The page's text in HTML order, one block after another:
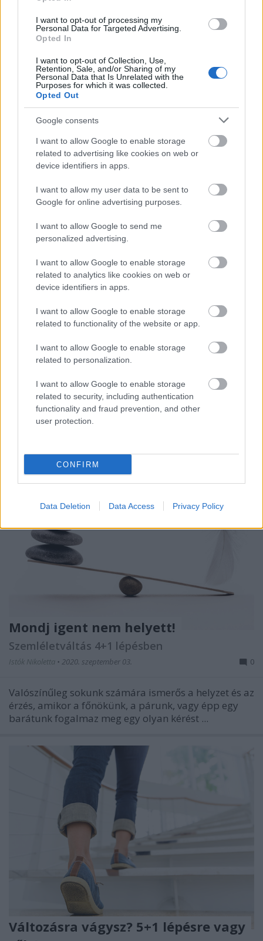
I want to opt-out of processing my
Personal Data for Targeted Advertising.
Opted In
I want to opt-out of Collection, Use,
Retention, Sale, and/or Sharing of my
Personal Data that Is Unrelated with the
Purposes for which it was collected.
Opted Out
Google consents
I want to allow Google to enable storage
related to advertising like cookies on web or
device identifiers in apps.
I want to allow my user data to be sent to
Google for online advertising purposes.
I want to allow Google to send me
personalized advertising.
I want to allow Google to enable storage
related to analytics like cookies on web or
device identifiers in apps.
I want to allow Google to enable storage
related to functionality of the website or app.
I want to allow Google to enable storage
related to personalization.
I want to allow Google to enable storage
related to security, including authentication
functionality and fraud prevention, and other
user protection.
CONFIRM
Data Deletion Data Access Privacy Policy
teljesítménykényszerrel
5 konkrét lépés a szabadságért
A teljesítmény kényszeres hajszolása sokunkat
fogságban tart, a kiutat pedig egyáltalán nem
könnyű megtalálni. A változáshoz nem a hogyan ...
Motivációvesztés? Ezt próbáld ki!
Istók Nikoletta•2021. március 26.
A jelen helyzet sokunkat próbára tesz, érzelmileg és
mentálisan egyaránt, ami visszavonhatatlan
hatással van a motivációnkra is. Ha úgy érzed, ...
Mondj igent nem helyett!
Szemléletváltás 4+1 lépésben
Istók Nikoletta • 2020. szeptember 03. 0
Valószínűleg sokunk számára ismerős a helyzet és az
érzés, amikor a főnökünk, a párunk, vagy épp egy
barátunk fogalmaz meg egy olyan kérést ...
Változásra vágysz? 5+1 lépésre vagy